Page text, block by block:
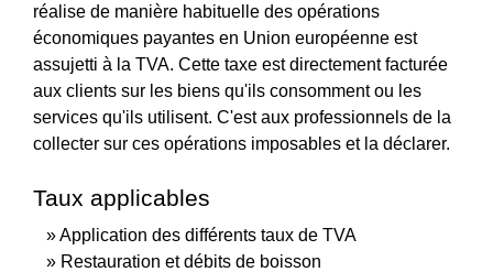
réalise de manière habituelle des opérations
économiques payantes en Union européenne est
assujetti à la TVA. Cette taxe est directement facturée
aux clients sur les biens qu'ils consomment ou les
services qu'ils utilisent. C'est aux professionnels de la
collecter sur ces opérations imposables et la déclarer.
Taux applicables
Application des différents taux de TVA
Restauration et débits de boisson